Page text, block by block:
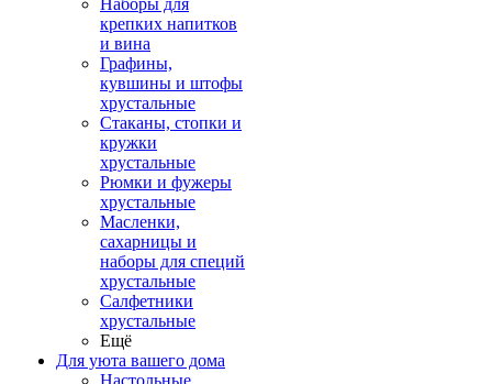
Наборы для
крепких напитков
и вина
Графины,
кувшины и штофы
хрустальные
Стаканы, стопки и
кружки
хрустальные
Рюмки и фужеры
хрустальные
Масленки,
сахарницы и
наборы для специй
хрустальные
Салфетники
хрустальные
Ещё
Для уюта вашего дома
Настольные